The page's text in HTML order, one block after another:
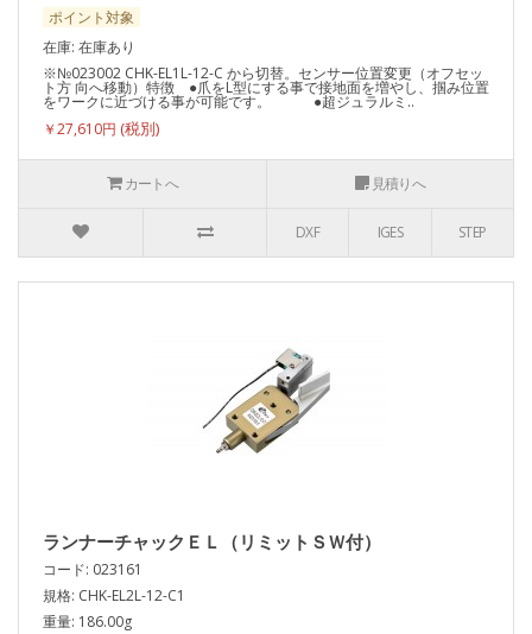
ポイント対象
在庫: 在庫あり
※№023002 CHK-EL1L-12-C から切替。センサー位置変更（オフセッ
ト方 向へ移動）特徴 ●爪をL型にする事で接地面を増やし、掴み位置
をワークに近づける事が可能です。 ●超ジュラルミ..
￥27,610円
カートへ 見積りへ
DXF IGES STEP
ランナーチャックＥＬ（リミットＳＷ付）
コード: 023161
規格: CHK-EL2L-12-C1
重量: 186.00g